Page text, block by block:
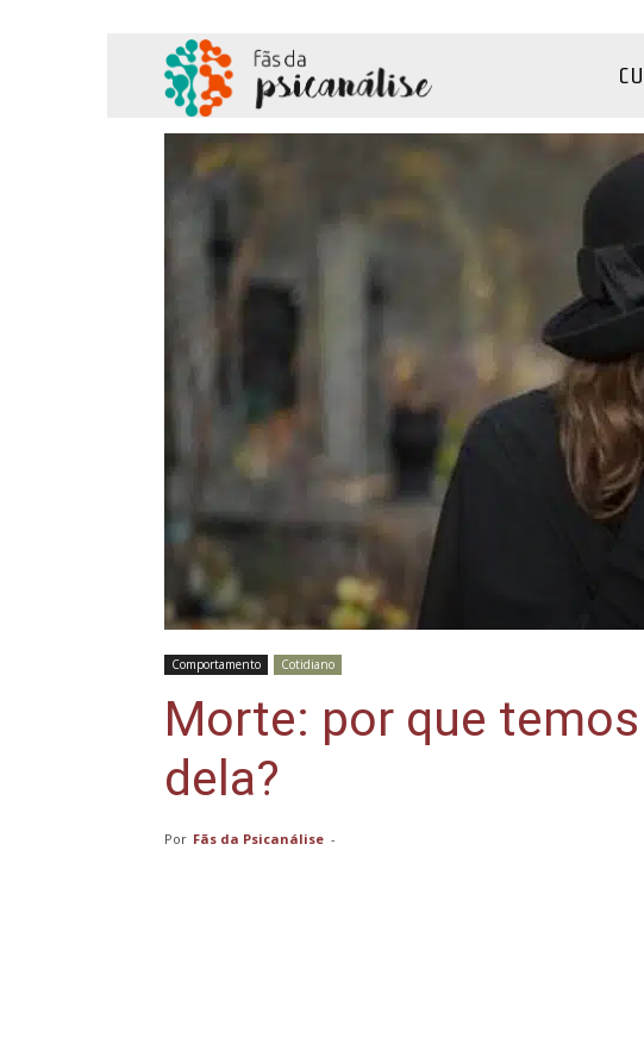
Comportamento Cotidiano
Morte: por que
dela?
Por Fãs da Psicanálise -